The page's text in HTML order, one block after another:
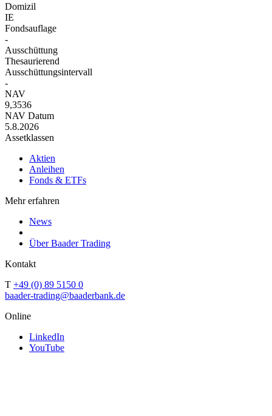
Domizil
IE
Fondsauflage
-
Ausschüttung
Thesaurierend
Ausschüttungsintervall
-
NAV
9,3536
NAV Datum
5.8.2026
Assetklassen
Aktien
Anleihen
Fonds & ETFs
Mehr erfahren
News
Über Baader Trading
Kontakt
T +49 (0) 89 5150 0
baader-trading@baaderbank.de
Online
LinkedIn
YouTube